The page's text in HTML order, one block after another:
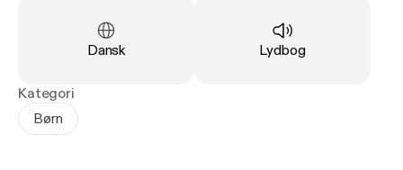
Sprog:
Dansk Type:
Lydbog
Kategori
Børn